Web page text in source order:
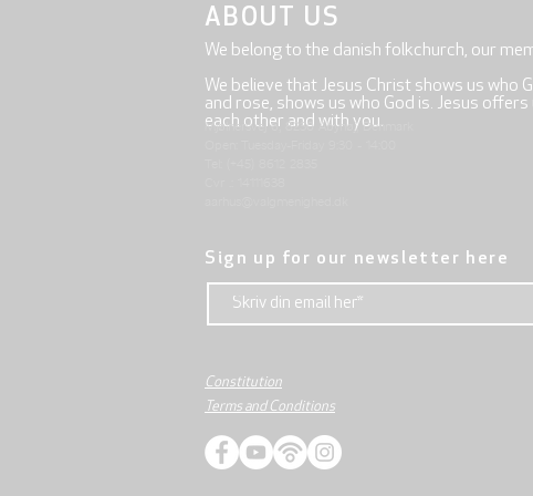
ABOUT US
We belong to the danish folkchurch, our
We believe that Jesus Christ shows us who
and rose, shows us who God is. Jesus
each other and with you.
Mjølnersvej 6, 8230 Åbyhøj, Denmark
Sign up for our newsletter here
Constitution
Terms and Conditions